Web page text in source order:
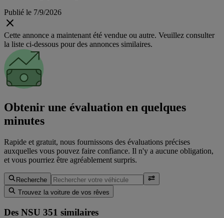
Publié le 7/9/2026
Cette annonce a maintenant été vendue ou autre. Veuillez consulter
la liste ci-dessous pour des annonces similaires.
Obtenir une évaluation en quelques
minutes
Rapide et gratuit, nous fournissons des évaluations précises
auxquelles vous pouvez faire confiance. Il n'y a aucune obligation,
et vous pourriez être agréablement surpris.
Recherche
Trouvez la voiture de vos rêves
Des NSU 351 similaires